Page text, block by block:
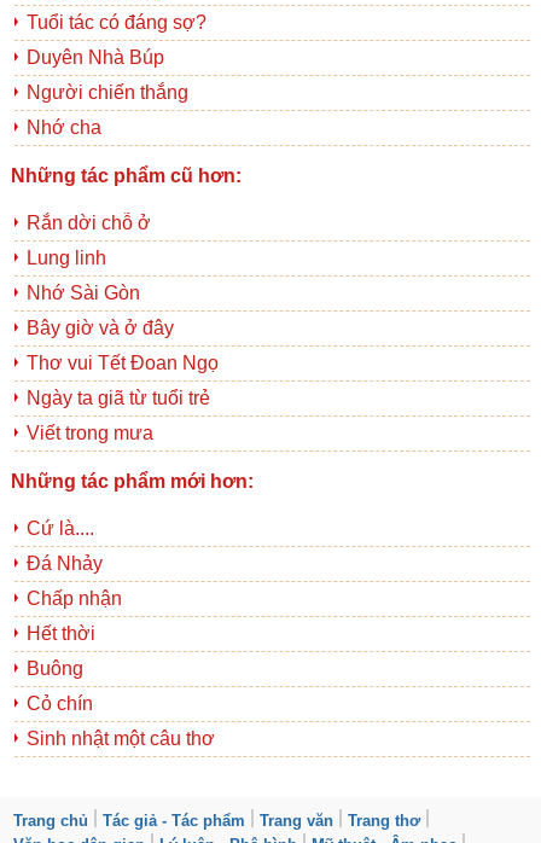
Tuổi tác có đáng sợ?
Duyên Nhà Búp
Người chiến thắng
Nhớ cha
Những tác phẩm cũ hơn:
Rắn dời chỗ ở
Lung linh
Nhớ Sài Gòn
Bây giờ và ở đây
Thơ vui Tết Đoan Ngọ
Ngày ta giã từ tuổi trẻ
Viết trong mưa
Những tác phẩm mới hơn:
Cứ là....
Đá Nhảy
Chấp nhận
Hết thời
Buông
Cỏ chín
Sinh nhật một câu thơ
Trang chủ Tác giả - Tác phẩm Trang văn
Trang thơ